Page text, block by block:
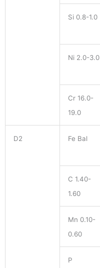
Si 0.8-1.0
Ni 2.0-3.0
Cr 16.0-
19.0
D2 Fe Bal
C 1.40-
1.60
Mn 0.10-
0.60
P